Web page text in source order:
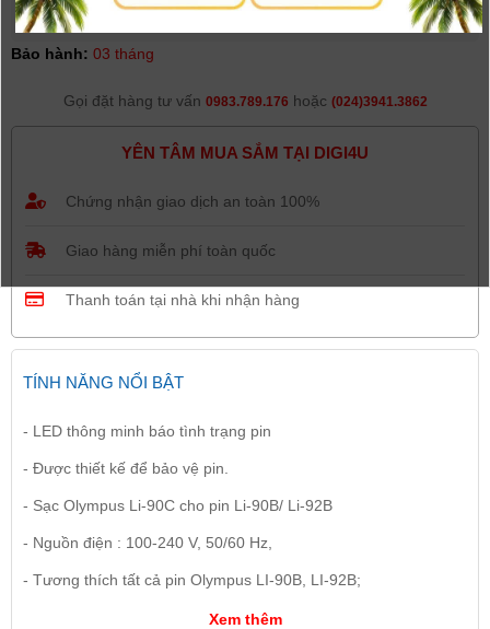
Giá khuyến mại: 350.000đ
Bảo hành: 03 tháng
Gọi đặt hàng tư vấn 0983.789.176 hoặc (024)3941.3862
YÊN TÂM MUA SẮM TẠI DIGI4U
Chứng nhận giao dịch an toàn 100%
Giao hàng miễn phí toàn quốc
Thanh toán tại nhà khi nhận hàng
TÍNH NĂNG NỔI BẬT
- LED thông minh báo tình trạng pin
- Được thiết kế để bảo vệ pin.
- Sạc Olympus Li-90C cho pin Li-90B/ Li-92B
- Nguồn điện : 100-240 V, 50/60 Hz,
- Tương thích tất cả pin Olympus LI-90B, LI-92B;
Xem thêm